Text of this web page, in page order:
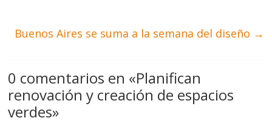
Buenos Aires se suma a la semana del diseño →
0 comentarios en «Planifican
renovación y creación de espacios
verdes»